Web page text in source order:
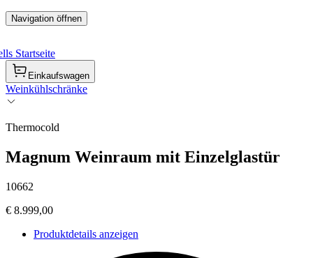
Navigation öffnen
Startseite
Einkaufswagen
Weinkühlschränke
Thermocold
Magnum Weinraum mit Einzelglastür
10662
€ 8.999,00
Produktdetails anzeigen